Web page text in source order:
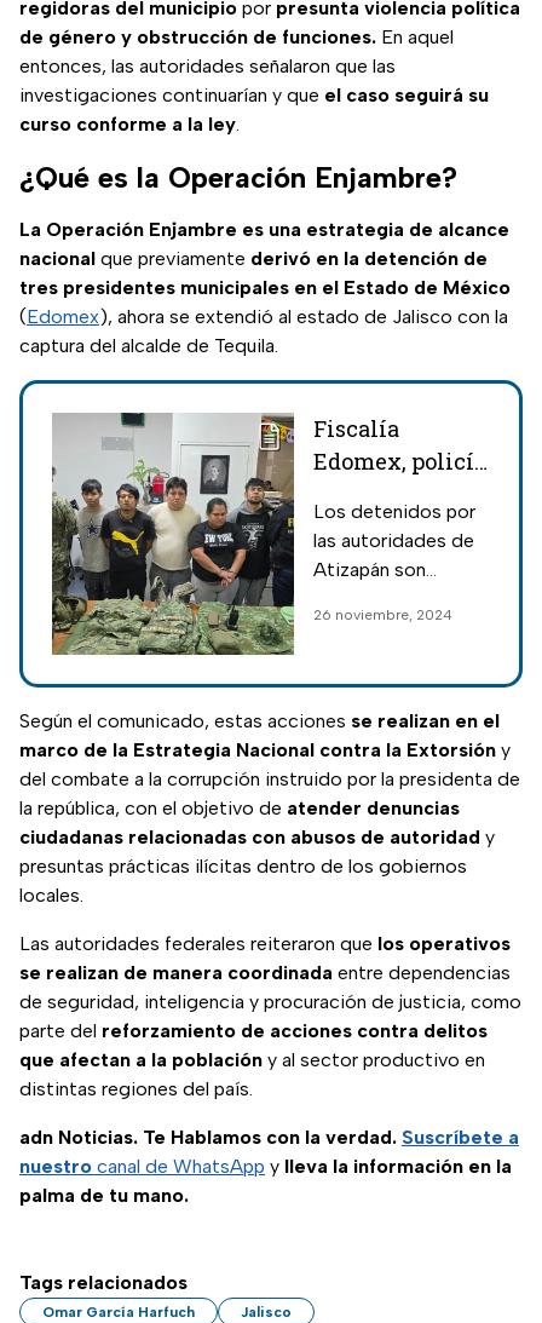
regidoras del municipio por presunta violencia política
de género y obstrucción de funciones. En aquel
entonces, las autoridades señalaron que las
investigaciones continuarían y que el caso seguirá su
curso conforme a la ley.
¿Qué es la Operación Enjambre?
La Operación Enjambre es una estrategia de alcance
nacional que previamente derivó en la detención de
tres presidentes municipales en el Estado de México
(Edomex), ahora se extendió al estado de Jalisco con la
captura del alcalde de Tequila.
Fiscalía
Edomex, policía
comisionados
de Marina
despliegue en la
Enjambre
Los detenidos por
las autoridades de
Atizapán son
delitos contra la
acopio de armas de
uso exclusivo del
Ejército y uso
indebido de
uniformes.
26 noviembre, 2024
Según el comunicado, estas acciones se realizan en el
marco de la Estrategia Nacional contra la Extorsión y
del combate a la corrupción instruido por la presidenta de
la república, con el objetivo de atender denuncias
ciudadanas relacionadas con abusos de autoridad y
presuntas prácticas ilícitas dentro de los gobiernos
locales.
Las autoridades federales reiteraron que los operativos
se realizan de manera coordinada entre dependencias
de seguridad, inteligencia y procuración de justicia, como
parte del reforzamiento de acciones contra delitos
que afectan a la población y al sector productivo en
distintas regiones del país.
adn Noticias. Te Hablamos con la verdad. Suscríbete a
nuestro canal de WhatsApp y lleva la información en la
palma de tu mano.
Tags relacionados
Omar García Harfuch Jalisco